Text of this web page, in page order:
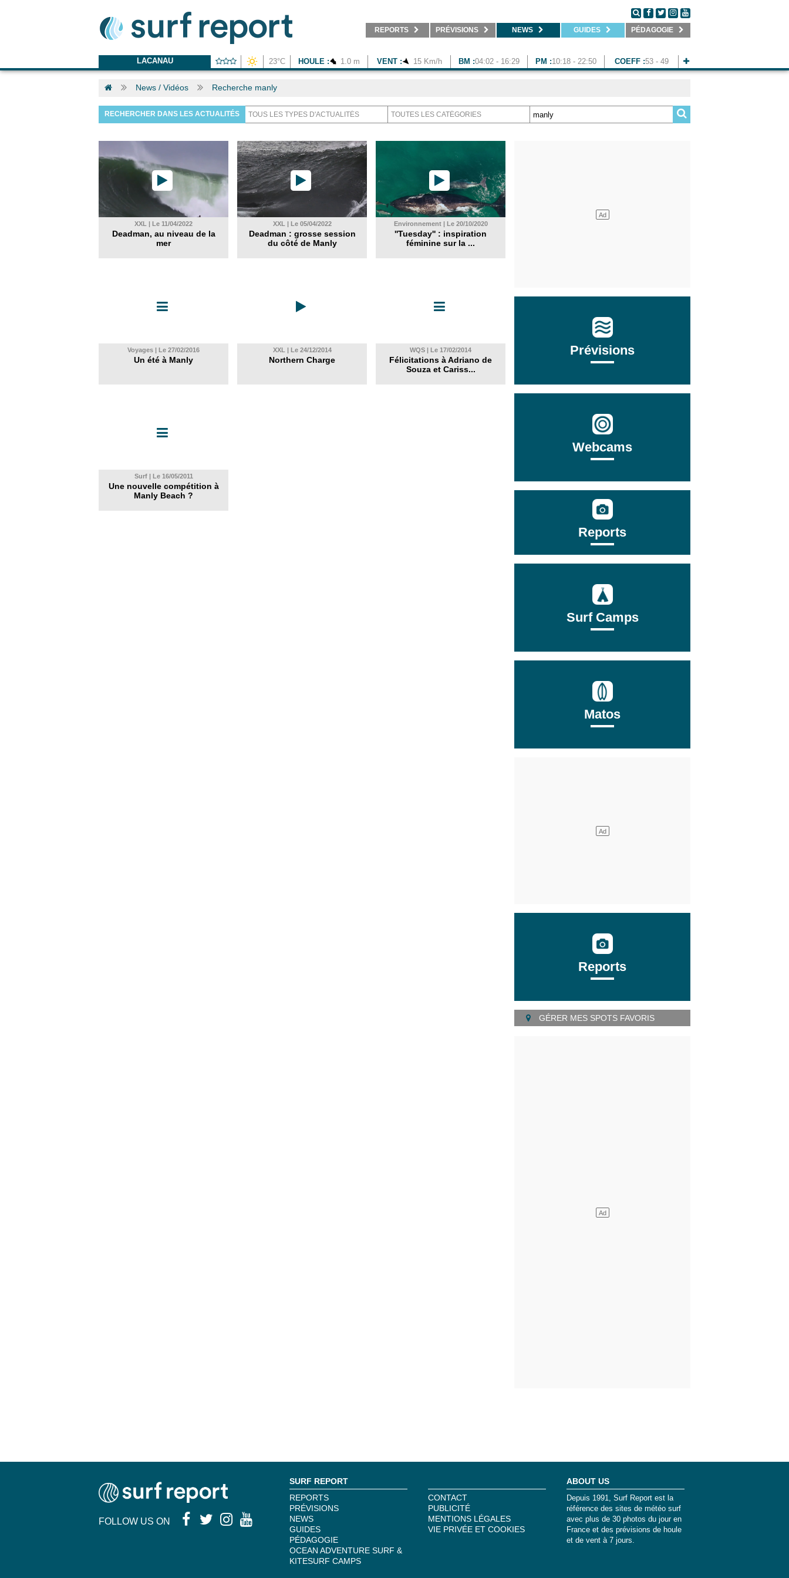
REPORTS PRÉVISIONS NEWS GUIDES PÉDAGOGIE
LACANAU 23°C HOULE : 1.0 m VENT : 15 Km/h BM :04:02 - 16:29 PM :10:18 - 22:50 COEFF :53 - 49
News / Vidéos Recherche manly
RECHERCHER DANS LES ACTUALITÉS
XXL | Le 11/04/2022
Deadman, au niveau de la
mer
XXL | Le 05/04/2022
Deadman : grosse session
du côté de Manly
Environnement | Le 20/10/2020
''Tuesday'' : inspiration
féminine sur la ...
Voyages | Le 27/02/2016
Un été à Manly
XXL | Le 24/12/2014
Northern Charge
WQS | Le 17/02/2014
Félicitations à Adriano de
Souza et Cariss...
Surf | Le 16/05/2011
Une nouvelle compétition à
Manly Beach ?
Prévisions
Webcams
Reports
Surf Camps
Matos
Reports
GÉRER MES SPOTS FAVORIS
FOLLOW US ON
SURF REPORT
REPORTS
PRÉVISIONS
NEWS
GUIDES
PÉDAGOGIE
OCEAN ADVENTURE SURF &
KITESURF CAMPS
CONTACT
PUBLICITÉ
MENTIONS LÉGALES
VIE PRIVÉE ET COOKIES
ABOUT US
Depuis 1991, Surf Report est la
référence des sites de météo surf
avec plus de 30 photos du jour en
France et des prévisions de houle
et de vent à 7 jours.